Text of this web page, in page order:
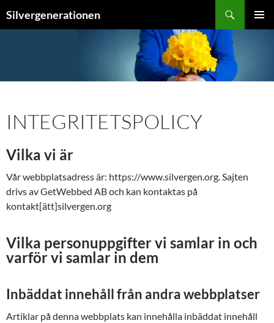
Silvergenerationen
INTEGRITETSPOLICY
Vilka vi är
Vår webbplatsadress är: https://www.silvergen.org. Sajten
drivs av GetWebbed AB och kan kontaktas på
kontakt[ätt]silvergen.org
Vilka personuppgifter vi samlar in och
varför vi samlar in dem
Inbäddat innehåll från andra webbplatser
Artiklar på denna webbplats kan innehålla inbäddat innehåll